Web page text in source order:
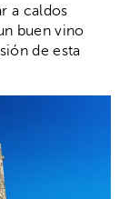
a caldos
buen vino
de esta